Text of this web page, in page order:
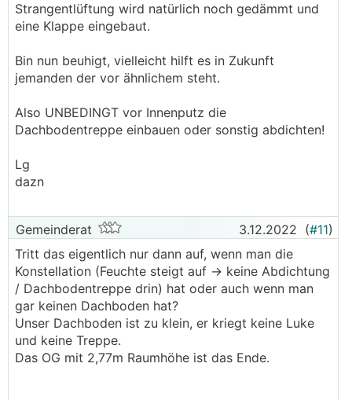
Strangentlüftung wird natürlich noch gedämmt und
eine Klappe eingebaut.
Bin nun beuhigt, vielleicht hilft es in Zukunft
jemanden der vor ähnlichem steht.
Also UNBEDINGT vor Innenputz die
Dachbodentreppe einbauen oder sonstig abdichten!
Lg
dazn
Gemeinderat 3.12.2022 (#11)
Tritt das eigentlich nur dann auf, wenn man die
Konstellation (Feuchte steigt auf -> keine Abdichtung
/ Dachbodentreppe drin) hat oder auch wenn man
gar keinen Dachboden hat?
Unser Dachboden ist zu klein, er kriegt keine Luke
und keine Treppe.
Das OG mit 2,77m Raumhöhe ist das Ende.